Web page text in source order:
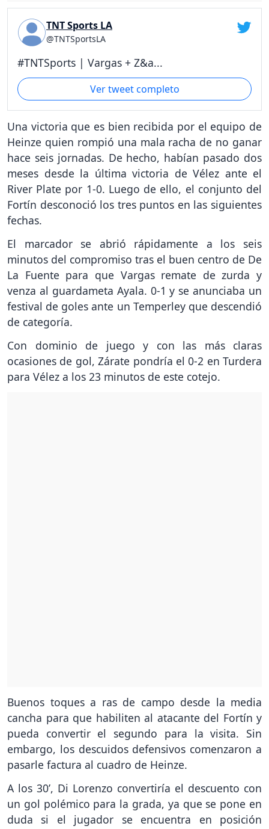
TNT Sports LA
@TNTSportsLA
#TNTSports | Vargas + Z&a...
Ver tweet completo
Una victoria que es bien recibida por el equipo de
Heinze quien rompió una mala racha de no ganar
hace seis jornadas. De hecho, habían pasado dos
meses desde la última victoria de Vélez ante el
River Plate por 1-0. Luego de ello, el conjunto del
Fortín desconoció los tres puntos en las siguientes
fechas.
El marcador se abrió rápidamente a los seis
minutos del compromiso tras el buen centro de De
La Fuente para que Vargas remate de zurda y
venza al guardameta Ayala. 0-1 y se anunciaba un
festival de goles ante un Temperley que descendió
de categoría.
Con dominio de juego y con las más claras
ocasiones de gol, Zárate pondría el 0-2 en Turdera
para Vélez a los 23 minutos de este cotejo.
Buenos toques a ras de campo desde la media
cancha para que habiliten al atacante del Fortín y
pueda convertir el segundo para la visita. Sin
embargo, los descuidos defensivos comenzaron a
pasarle factura al cuadro de Heinze.
A los 30’, Di Lorenzo convertiría el descuento con
un gol polémico para la grada, ya que se pone en
duda si el jugador se encuentra en posición